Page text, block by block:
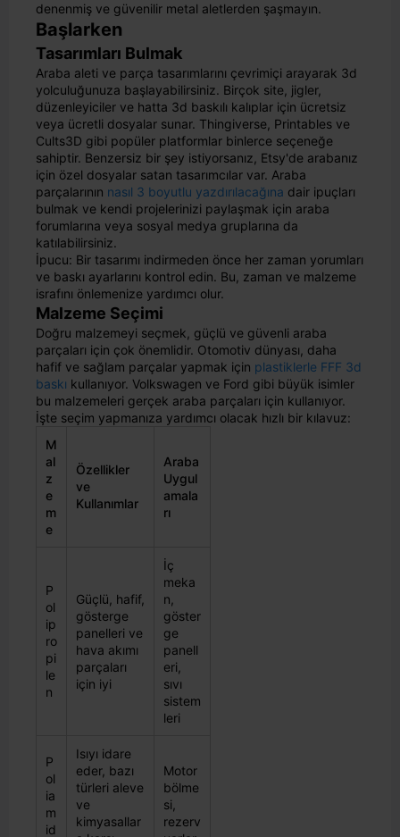
denenmiş ve güvenilir metal aletlerden şaşmayın.
Başlarken
Tasarımları Bulmak
Araba aleti ve parça tasarımlarını çevrimiçi arayarak 3d
yolculuğunuza başlayabilirsiniz. Birçok site, jigler,
düzenleyiciler ve hatta 3d baskılı kalıplar için ücretsiz
veya ücretli dosyalar sunar. Thingiverse, Printables ve
Cults3D gibi popüler platformlar binlerce seçeneğe
sahiptir. Benzersiz bir şey istiyorsanız, Etsy'de arabanız
için özel dosyalar satan tasarımcılar var. Araba
parçalarının nasıl 3 boyutlu yazdırılacağına dair ipuçları
bulmak ve kendi projelerinizi paylaşmak için araba
forumlarına veya sosyal medya gruplarına da
katılabilirsiniz.
İpucu: Bir tasarımı indirmeden önce her zaman yorumları
ve baskı ayarlarını kontrol edin. Bu, zaman ve malzeme
israfını önlemenize yardımcı olur.
Malzeme Seçimi
Doğru malzemeyi seçmek, güçlü ve güvenli araba
parçaları için çok önemlidir. Otomotiv dünyası, daha
hafif ve sağlam parçalar yapmak için plastiklerle FFF 3d
baskı kullanıyor. Volkswagen ve Ford gibi büyük isimler
bu malzemeleri gerçek araba parçaları için kullanıyor.
İşte seçim yapmanıza yardımcı olacak hızlı bir kılavuz:
M
al
z
e
m
e
Özellikler
ve
Kullanımlar
Araba
Uygul
amala
rı
P
ol
ip
ro
pi
le
n
Güçlü, hafif,
gösterge
panelleri ve
hava akımı
parçaları
için iyi
İç
meka
n,
göster
ge
panell
eri,
sıvı
sistem
leri
P
ol
ia
m
id
Isıyı idare
eder, bazı
türleri aleve
ve
kimyasallar
Motor
bölme
si,
rezerv